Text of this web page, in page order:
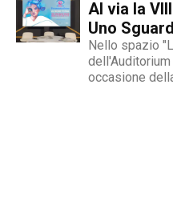
festival
delle malattie...
Al via la
Uno
Nello spazio
occasione